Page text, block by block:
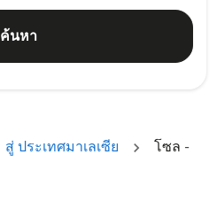
ค้นหา
สู่ ประเทศมาเลเซีย
โซล -